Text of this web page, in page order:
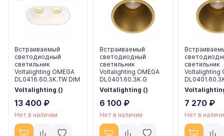
Встраиваемый
светодиодный
светильник
Voltalighting OMEGA
DL0416.60.3K.TW DIM
Voltalighting ()
13 400 ₽
Нет в наличии
Встраиваемый
светодиодный
светильник
Voltalighting OMEGA
DL0401.60.3K.G
Voltalighting ()
6 100 ₽
Нет в наличии
светильник
Voltalighting
7 270 ₽
Нет в